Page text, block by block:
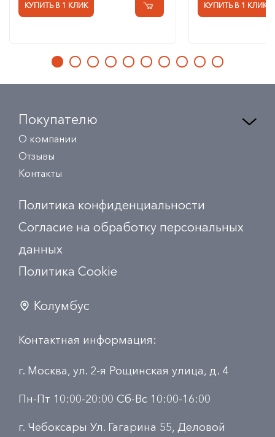
КУПИТЬ В 1 КЛИК КУПИТЬ В 1 КЛИК
Покупателю
О компании
Отзывы
Контакты
Политика конфиденциальности
Согласие на обработку персональных
данных
Политика Сookie
Колумбус
Контактная информация:
г. Москва, ул. 2-я Рощинская улица, д. 4
Пн-Пт 10:00-20:00 Сб-Вс 10:00-16:00
г. Чебоксары Ул. Гагарина 55, Деловой